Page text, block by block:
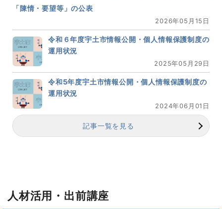
「陳情・要望等」の公表
2026年05月15日
令和６年度宇土市情報公開・個人情報保護制度の
運用状況
2025年05月29日
令和5年度宇土市情報公開・個人情報保護制度の
運用状況
2024年06月01日
記事一覧を見る
人材活用・出前講座